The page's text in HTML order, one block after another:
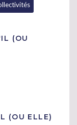
(OU
(OU ELLE)